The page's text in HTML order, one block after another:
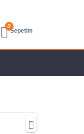
0
Sepetim